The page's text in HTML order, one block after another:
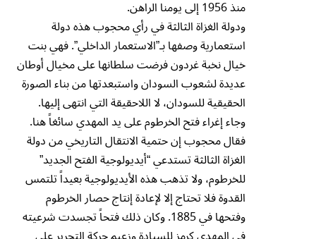
منذ 1956 إلى يومنا الراهن.
ودولة الغزاة الثالثة في رأي محجوب هذه دولة
استعمارية وصفها بـ”الاستعمار الداخلي”. فهي بنت
خيال نخبة غردون فرضت سلطانها على مخيال أوطان
عديدة لشعوب السودان واستبعدتها من بناء الصورة
الحقيقية للسودان، لا اللاحقيقة التي انتهى إليها.
وجاء إغراء فتح الخرطوم على يد المهدي سائغاً هنا.
فقال محجوب إن حتمية الانتقال التاريخي من دولة
الغزاة الثالثة تستدعي “أيديولوجية الفتح الجديد”
للخرطوم، ولا تذهب هذه الأيديولوجية بعيداً تلتمس
القدوة فلا تحتاج إلا لإعادة إنتاج حصار الخرطوم
وفتحها في 1885. وكان ذلك فتحاً تجسدت شرعيته